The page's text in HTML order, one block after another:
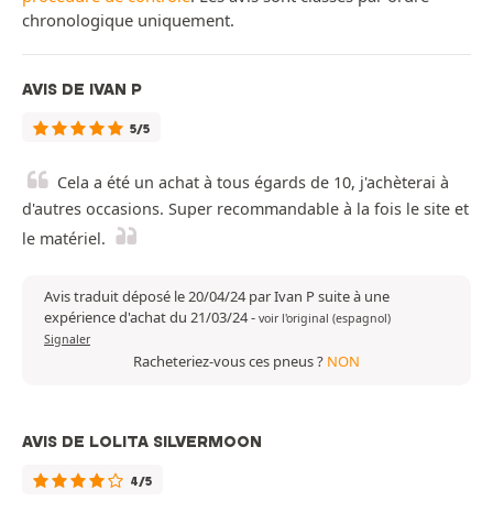
chronologique uniquement.
AVIS DE IVAN P
5/5
Cela a été un achat à tous égards de 10, j'achèterai à
d'autres occasions. Super recommandable à la fois le site et
le matériel.
Avis traduit déposé le 20/04/24 par Ivan P suite à une
expérience d'achat du 21/03/24- voir l'original (espagnol)
Signaler
Racheteriez-vous ces pneus ? NON
AVIS DE LOLITA SILVERMOON
4/5